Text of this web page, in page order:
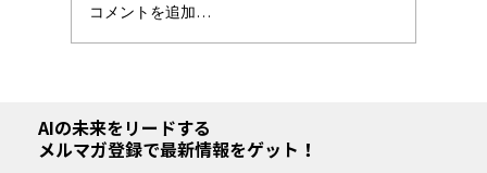
AIの未来をリードする
メルマガ登録で最新情報をゲット！
の話にしてはいけない
コメントを追加…